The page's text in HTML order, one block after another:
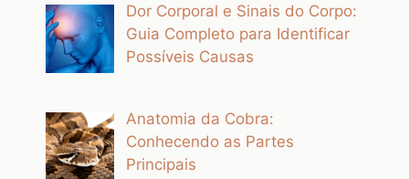
Dor Corporal e Sinais do Corpo:
Guia Completo para Identificar
Possíveis Causas
Anatomia da Cobra:
Conhecendo as Partes
Principais